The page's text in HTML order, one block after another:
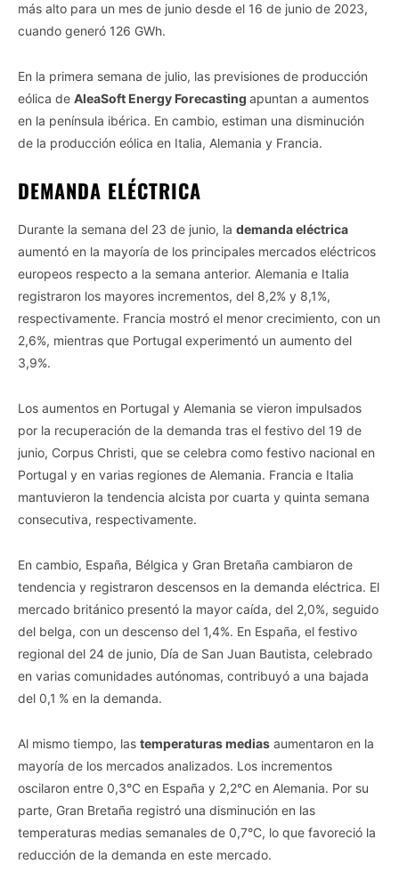
más alto para un mes de junio desde el 16 de junio de 2023,
cuando generó 126 GWh.
En la primera semana de julio, las previsiones de producción
eólica de AleaSoft Energy Forecasting apuntan a aumentos
en la península ibérica. En cambio, estiman una disminución
de la producción eólica en Italia, Alemania y Francia.
DEMANDA ELÉCTRICA
Durante la semana del 23 de junio, la demanda eléctrica
aumentó en la mayoría de los principales mercados eléctricos
europeos respecto a la semana anterior. Alemania e Italia
registraron los mayores incrementos, del 8,2% y 8,1%,
respectivamente. Francia mostró el menor crecimiento, con un
2,6%, mientras que Portugal experimentó un aumento del
3,9%.
Los aumentos en Portugal y Alemania se vieron impulsados
por la recuperación de la demanda tras el festivo del 19 de
junio, Corpus Christi, que se celebra como festivo nacional en
Portugal y en varias regiones de Alemania. Francia e Italia
mantuvieron la tendencia alcista por cuarta y quinta semana
consecutiva, respectivamente.
En cambio, España, Bélgica y Gran Bretaña cambiaron de
tendencia y registraron descensos en la demanda eléctrica. El
mercado británico presentó la mayor caída, del 2,0%, seguido
del belga, con un descenso del 1,4%. En España, el festivo
regional del 24 de junio, Día de San Juan Bautista, celebrado
en varias comunidades autónomas, contribuyó a una bajada
del 0,1 % en la demanda.
Al mismo tiempo, las temperaturas medias aumentaron en la
mayoría de los mercados analizados. Los incrementos
oscilaron entre 0,3°C en España y 2,2°C en Alemania. Por su
parte, Gran Bretaña registró una disminución en las
temperaturas medias semanales de 0,7°C, lo que favoreció la
reducción de la demanda en este mercado.